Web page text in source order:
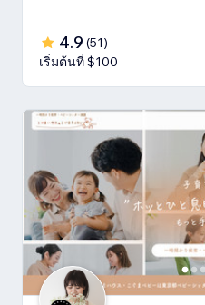
4.9 (51)
เริ่มต้นที่ $100